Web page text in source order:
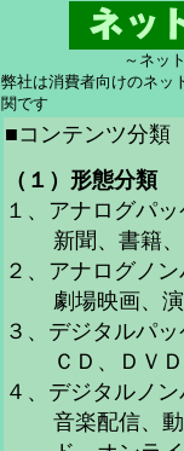
～ネッ
弊社は消費者向けのネッ
関です
■コンテンツ分類
（１）形態分類
１、アナログパ
新聞、書籍
２、アナログノ
劇場映画、
３、デジタルパ
ＣＤ、ＤＶ
４、デジタルノ
音楽配信、